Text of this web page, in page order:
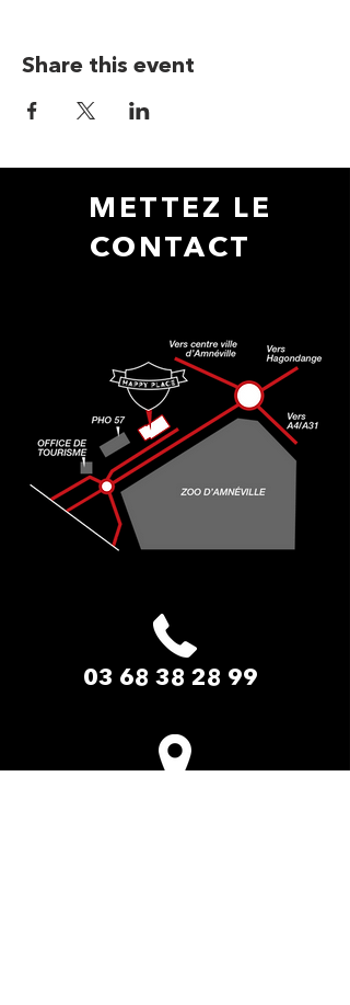
Share this event
METTEZ LE
CONTACT
03 68 38 28 99